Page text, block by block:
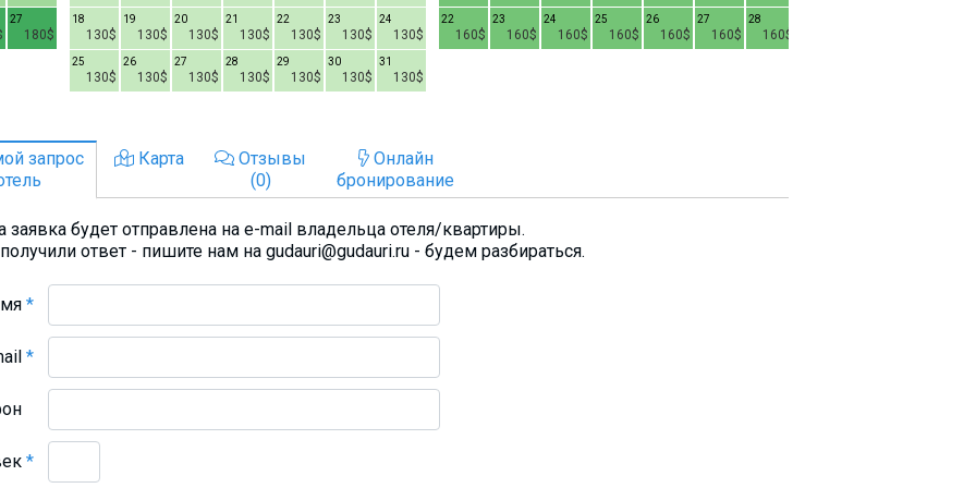
180$
27
130$
18
130$
19
130$
20
130$
21
130$
22
130$
23
130$
24
130$
25
130$
26
130$
27
130$
28
130$
29
130$
30
130$
31
160$
22
160$
23
160$
24
160$
25
160$
26
160$
27
160$
28
запрос
Карта
Отзывы
(0)
Онлайн
бронирование
заявка будет отправлена на e-mail владельца отеля/квартиры.
ответ - пишите нам на gudauri@gudauri.ru - будем разбираться.
*
*
*